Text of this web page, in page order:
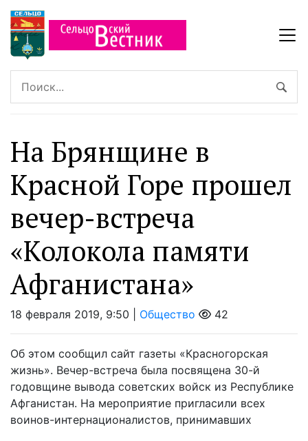
На Брянщине в
Красной Горе прошел
вечер-встреча
«Колокола памяти
Афганистана»
18 февраля 2019, 9:50 | Общество 42
Об этом сообщил сайт газеты «Красногорская
жизнь». Вечер-встреча была посвящена 30-й
годовщине вывода советских войск из Республике
Афганистан. На мероприятие пригласили всех
воинов-интернационалистов, принимавших